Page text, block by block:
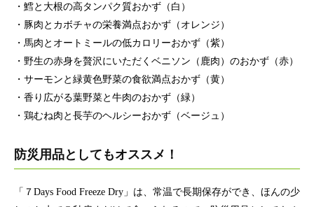
・鱈と大根の高タンパク質おかず（白）
・豚肉とカボチャの栄養満点おかず（オレンジ）
・馬肉とオートミールの低カロリーおかず（紫）
・野生の赤身を贅沢にいただくベニソン（鹿肉）のおかず（赤）
・サーモンと緑黄色野菜の食欲満点おかず（黄）
・香り広がる葉野菜と牛肉のおかず（緑）
・鶏むね肉と長芋のヘルシーおかず（ベージュ）
防災用品としてもオススメ！
「７Days Food Freeze Dry」は、常温で長期保存ができ、ほんの少